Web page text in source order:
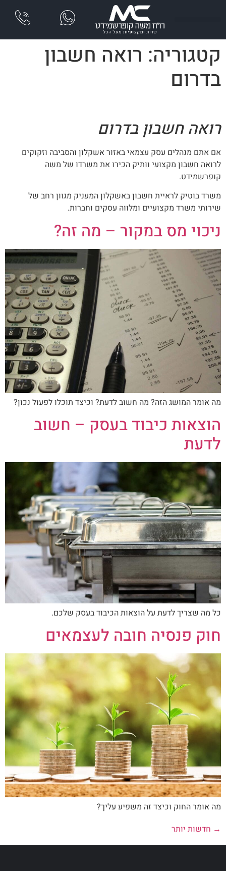
זֶה
מֻפְעֶלֶת
מַעֲרֶכֶת
נָגִישׁ
הָאֲתָר.
קטגוריה: רואה חשבון
בדרום
רואה חשבון בדרום
אם אתם מנהלים עסק עצמאי באזור אשקלון והסביבה וזקוקים
לרואה חשבון מקצועי וותיק הכירו את משרדו של משה
קופרשמידט.
משרד בוטיק לראיית חשבון באשקלון המעניק מגוון רחב של
שירותי משרד מקצועיים ומלווה עסקים וחברות.
ניכוי מס במקור – מה זה?
מה אומר המושג הזה? מה חשוב לדעת? וכיצד תוכלו לפעול נכון?
הוצאות כיבוד בעסק – חשוב
לדעת
כל מה שצריך לדעת על הוצאות הכיבוד בעסק שלכם.
חוק פנסיה חובה לעצמאים
מה אומר החוק וכיצד זה משפיע עליך?
→ חדשות יותר